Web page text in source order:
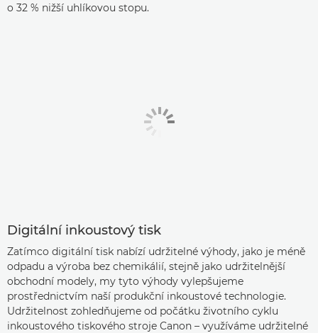
o 32 % nižší uhlíkovou stopu.
Digitální inkoustový tisk
Zatímco digitální tisk nabízí udržitelné výhody, jako je méně
odpadu a výroba bez chemikálií, stejně jako udržitelnější
obchodní modely, my tyto výhody vylepšujeme
prostřednictvím naší produkční inkoustové technologie.
Udržitelnost zohledňujeme od počátku životního cyklu
inkoustového tiskového stroje Canon – využíváme udržitelné